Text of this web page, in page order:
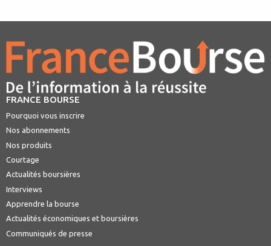
FRANCE BOURSE
Pourquoi vous inscrire
Nos abonnements
Nos produits
Courtage
Actualités boursières
Interviews
Apprendre la bourse
Actualités économiques et boursières
Communiqués de presse